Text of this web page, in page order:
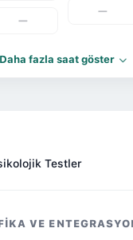
—
—
Daha fazla saat göster
Testler
VE